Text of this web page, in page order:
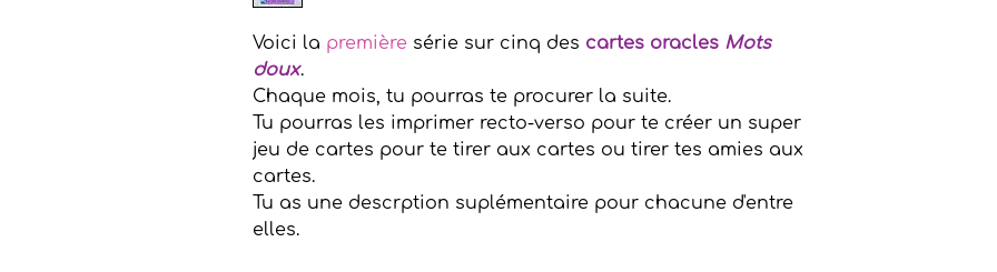
Voici la première série sur cinq des cartes oracles Mots
doux.
Chaque mois, tu pourras te procurer la suite.
Tu pourras les imprimer recto-verso pour te créer un super
jeu de cartes pour te tirer aux cartes ou tirer tes amies aux
cartes.
Tu as une descrption suplémentaire pour chacune d'entre
elles.